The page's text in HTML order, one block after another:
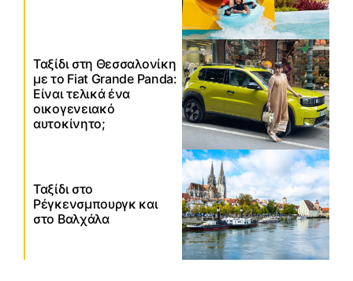
Ταξίδι στη Θεσσαλονίκη
με το Fiat Grande Panda:
Είναι τελικά ένα
οικογενειακό
αυτοκίνητο;
Ταξίδι στο
Ρέγκενσμπουργκ και
στο Βαλχάλα